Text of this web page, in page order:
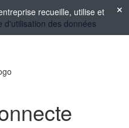
recueille, utilise et
d'utilisation des données